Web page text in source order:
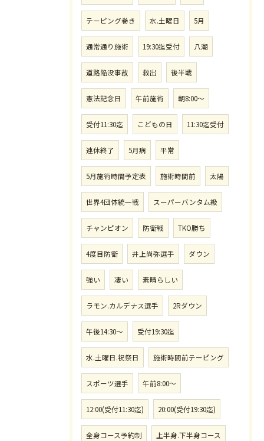
テーピング巻き 水.土曜日 5月
通常通り施術 19:30迄受付 八潮
道路陥没事故 救出 後半戦
憲法記念日 午前施術 朝8:00〜
受付11:30迄 こどもの日 11:30迄受付
連休終了 5月病 平常
5月施術時間予定表 施術時間前 太陽
世界4団体統一戦 スーパーバンタム級
チャンピオン 防衛戦 TKO勝ち
4度目防衛 井上尚弥選手 ダウン
強い 凄い 素晴らしい
ラモン.カルデナス選手 2Rダウン
午後14:30〜 受付19:30迄
水.土曜日.祝祭日 施術時間前テーピング
スポーツ選手 午前8:00〜
12:00(受付11:30迄) 20:00(受付19:30迄)
全身コース予約制 上半身.下半身コース